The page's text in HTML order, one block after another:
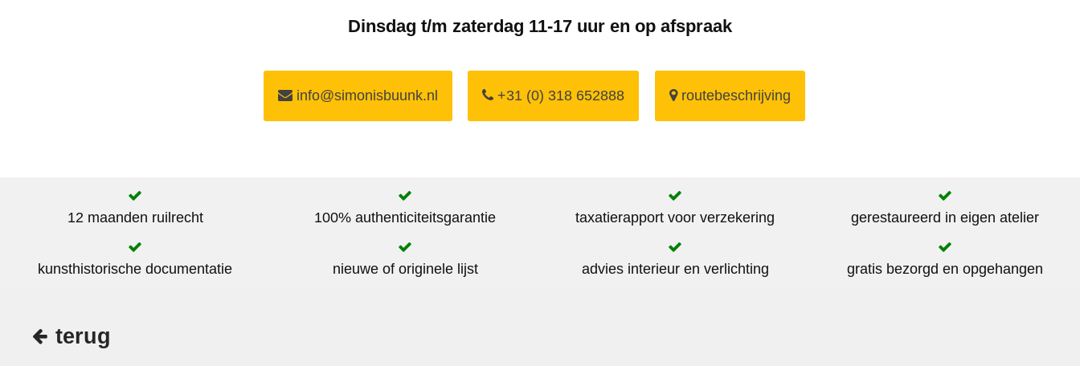
Dinsdag t/m zaterdag 11-17 uur en op afspraak
info@simonisbuunk.nl +31 (0) 318 652888 routebeschrijving
12 maanden ruilrecht 100% authenticiteitsgarantie taxatierapport voor verzekering gerestaureerd in eigen atelier
kunsthistorische documentatie nieuwe of originele lijst advies interieur en verlichting gratis bezorgd en opgehangen
terug